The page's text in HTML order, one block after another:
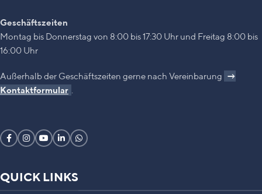
Geschäftszeiten
Montag bis Donnerstag von 8:00 bis 17:30 Uhr und Freitag 8:00 bis
16:00 Uhr
Außerhalb der Geschäftszeiten gerne nach Vereinbarung →
Kontaktformular
QUICK LINKS